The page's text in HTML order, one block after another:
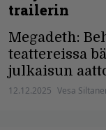
trailerin
Megadeth:
teattereissa
julkaisun
12.12.2025 Vesa